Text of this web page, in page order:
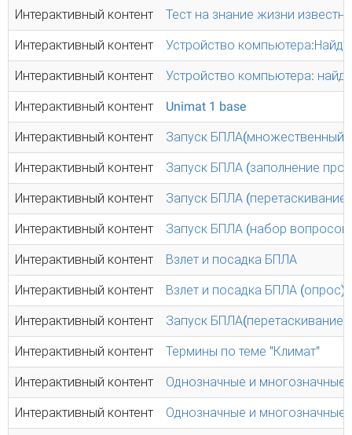
Интерактивный контент Тест на знание жизни
Интерактивный контент Устройство
Интерактивный контент Устройство компьютера:
Интерактивный контент Unimat 1 base
Интерактивный контент Запуск БПЛА(множественный
Интерактивный контент Запуск БПЛА (заполнение
Интерактивный контент Запуск БПЛА (перетаскивание
Интерактивный контент Запуск БПЛА (набор
Интерактивный контент Взлет и посадка БПЛА
Интерактивный контент Взлет и посадка БПЛА (опрос)
Интерактивный контент Запуск БПЛА(перетаскивание)
Интерактивный контент Термины по теме "Климат"
Интерактивный контент Однозначные и многозначные
Интерактивный контент Однозначные и многозначные